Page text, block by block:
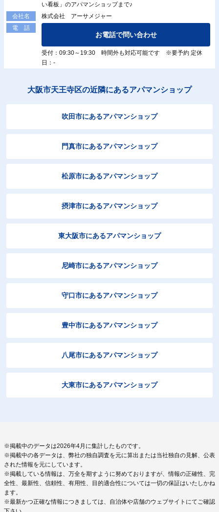
い看板」のアパマンショップまで♪
会社名
株式会社 アーサメジャー
電 話
お電話で問い合わせ
受付：09:30～19:30 時間外も対応可能です ※要予約 定休
日：-
大阪市天王寺区の近隣にあるアパマンショップ
吹田市にあるアパマンショップ
門真市にあるアパマンショップ
松原市にあるアパマンショップ
摂津市にあるアパマンショップ
東大阪市にあるアパマンショップ
尼崎市にあるアパマンショップ
守口市にあるアパマンショップ
豊中市にあるアパマンショップ
八尾市にあるアパマンショップ
大東市にあるアパマンショップ
※掲載中のデータは2026年4月に集計したものです。
※掲載中の各データは、弊社の独自調査を元に算出または当社独自の見解、公表
された情報を元にしています。
※掲載している情報は、万全を期すように努めておりますが、情報の正確性、完
全性、最新性、信頼性、有用性、目的適合性については一切の保証はいたしかね
ます。
※最新かつ正確な情報につきましては、自治体や店舗のウェブサイトにてご確認